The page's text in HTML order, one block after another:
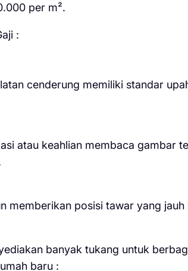
per m².
:
cenderung memiliki standar
atau keahlian membaca gambar
memberikan posisi tawar yang
banyak tukang untuk
baru :